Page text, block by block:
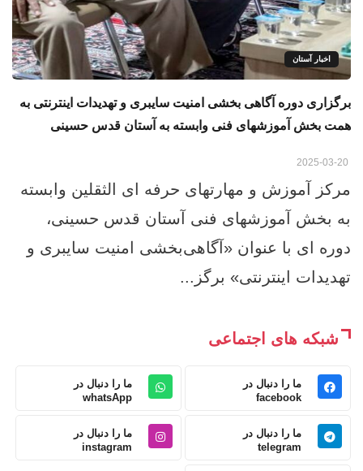
اخبار آستان
برگزاری دوره آگاهی ‌بخشی امنیت سایبری و تهدیدات اینترنتی به
همت بخش آموزشهای فنی وابسته به آستان قدس حسینی
مرکز آموزش و مهارتهای حرفه ‌ای الثقلین وابسته
به بخش آموزشهای فنی آستان قدس حسینی،
دوره‌ ای با عنوان «آگاهی‌بخشی امنیت سایبری و
تهدیدات اینترنتی» برگز...
شبکه های اجتماعی
ما را دنبال در
facebook
ما را دنبال در
whatsApp
ما را دنبال در
telegram
ما را دنبال در
instagram